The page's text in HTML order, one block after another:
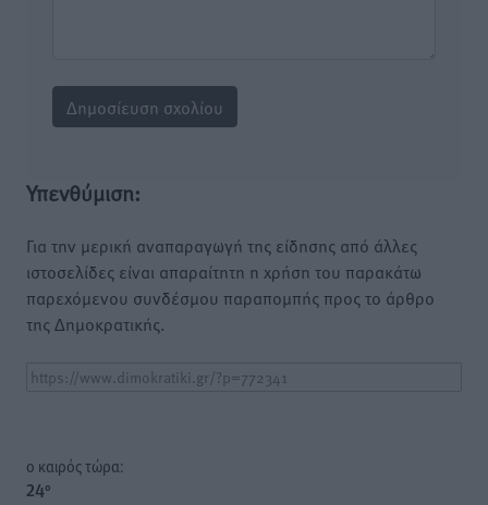
Υπενθύμιση:
Για την μερική αναπαραγωγή της είδησης από άλλες
ιστοσελίδες είναι απαραίτητη η χρήση του παρακάτω
παρεχόμενου συνδέσμου παραπομπής προς το άρθρο
της Δημοκρατικής.
o καιρός τώρα:
24°